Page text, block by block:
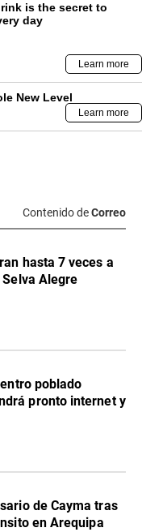
Contenido deCorreo
hasta 7 veces a
Alegre
poblado
pronto internet y
de Cayma tras
en Arequipa